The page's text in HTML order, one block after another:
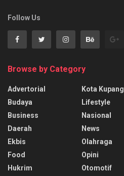
Follow Us
Browse by Category
Advertorial
Budaya
Business
Daerah
Ekbis
Food
Hukrim
Kota Kupang
Lifestyle
Nasional
News
Olahraga
Opini
Otomotif